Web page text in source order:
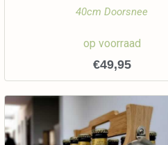
40cm Doorsnee
op voorraad
€49,95